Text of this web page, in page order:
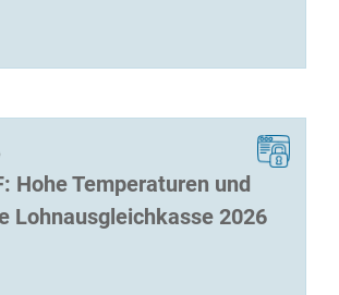
Hohe Temperaturen und
Lohnausgleichkasse 2026